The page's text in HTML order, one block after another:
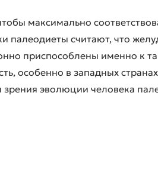
максимально
палеодиеты считают, что
приспособлены именно к
особенно в западных
эволюции человека